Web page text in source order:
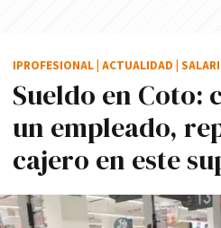
Sueldo en Coto:
un empleado,
cajero en este
IPROFESIONAL ACTUALIDAD